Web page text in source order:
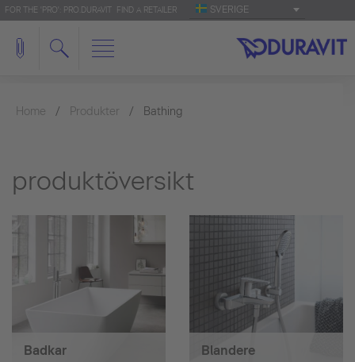
FOR THE 'PRO': PRO.DURAVIT FIND A RETAILER SVERIGE
Home Produkter Bathing
produktöversikt
Badkar Blandere